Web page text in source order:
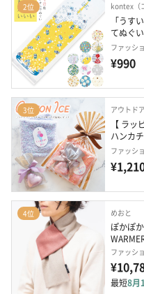
2位 kontex（
「うす
てぬぐい
ファッシ
¥990
3位 アウトド
【 ラ
ハンカ
ファッシ
4位 めおと
ぽかぽ
ファッシ
最短8月